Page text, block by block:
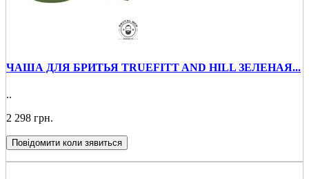
ЧАША ДЛЯ БРИТЬЯ TRUEFIТT AND HILL ЗЕЛЕНАЯ...
..
2 298 грн.
Повідомити коли зявиться